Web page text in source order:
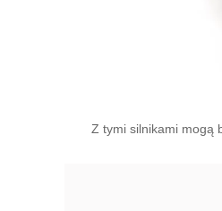
Z tymi silnikami mogą